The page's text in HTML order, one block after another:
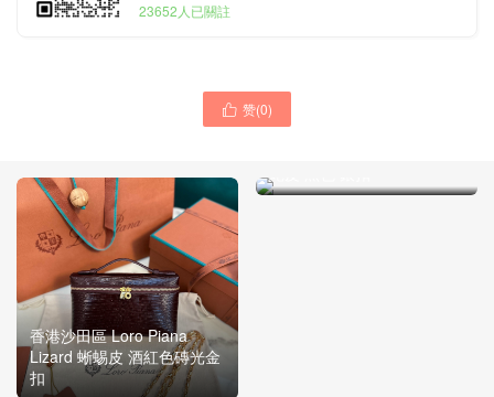
23652人已關註
 赞(0)
香港沙田區 Loro Piana
Lizard 蜥蜴皮 酒紅色磚光金
扣
loro piana百科 Loro Piana
蛇皮 黑色 銀扣